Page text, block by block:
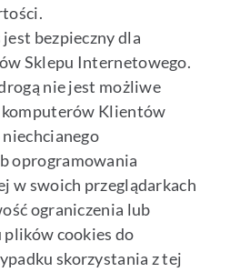
bezpieczny dla
Sklepu Internetowego.
nie jest możliwe
komputerów Klientów
oprogramowania
w swoich przeglądarkach
ograniczenia lub
plików cookies do
skorzystania z tej